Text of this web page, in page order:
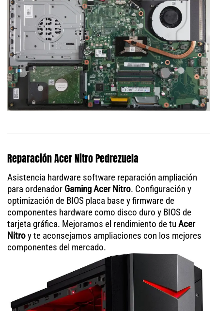
Reparación Acer Nitro Pedrezuela
Asistencia hardware software reparación ampliación
para ordenador Gaming Acer Nitro. Configuración y
optimización de BIOS placa base y firmware de
componentes hardware como disco duro y BIOS de
tarjeta gráfica. Mejoramos el rendimiento de tu Acer
Nitroy te aconsejamos ampliaciones con los mejores
componentes del mercado.